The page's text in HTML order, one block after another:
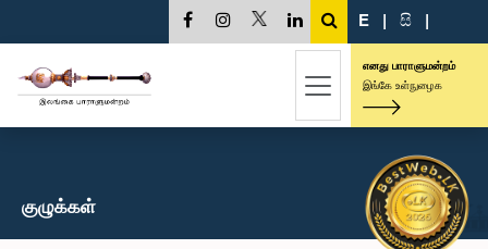
E | සි |
எனது பாராளுமன்றம்
இங்கே உள்நுழைக
குழுக்கள்